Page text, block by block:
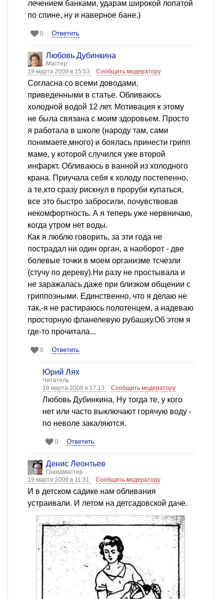
лечением банками, ударам широкой лопатой
по спине, ну и наверное бане.)
0 Ответить
Любовь Дубинкина
Мастер
19 марта 2009 в 15:53
Сообщить модератору
Согласна со всеми доводами,
приведенными в статье. Обливаюсь
холодной водой 12 лет. Мотивация к этому
не была связана с моим здоровьем. Просто
я работала в школе (народу там, сами
понимаете,много) и боялась принести грипп
маме, у которой случился уже второй
инфаркт. Обливаюсь в ванной из холодного
крана. Приучала себя к холоду постепенно,
а те,кто сразу рискнул в проруби купаться,
все это быстро забросили, почувствовав
некомфортность. А я теперь уже нервничаю,
когда утром нет воды.
Как я люблю говорить, за эти года не
пострадал ни один орган, а наоборот - две
болевые точки в моем организме тсчезли
(стучу по дереву).Ни разу не простывала и
не заражалась даже при близком общении с
гриппозными. Единственно, что я делаю не
так,-я не растираюсь полотенцем, а надеваю
просторную фланелевую рубашку.Об этом я
где-то прочитала...
0 Ответить
Юрий Лях
Читатель
19 марта 2009 в 17:13
Сообщить модератору
Любовь Дубинкина, Ну тогда те, у кого
нет или часто выключают горячую воду -
по неволе закаляются.
0 Ответить
Денис Леонтьев
Грандмастер
19 марта 2009 в 11:31
Сообщить модератору
И в детском садике нам обливания
устраивали. И летом на детсадовской даче.